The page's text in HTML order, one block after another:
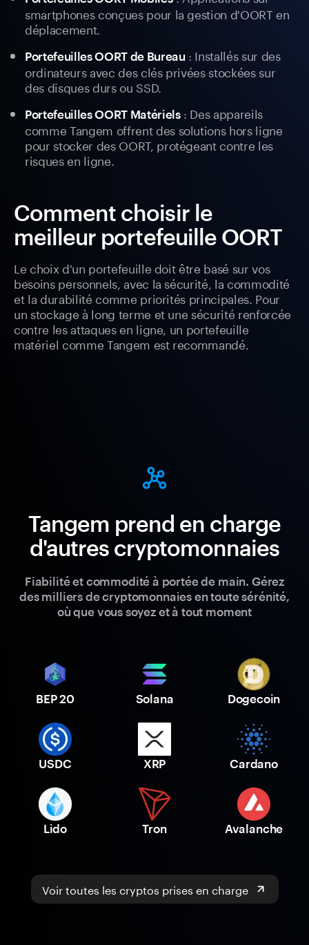
smartphones conçues pour la gestion d'OORT en
déplacement.
Portefeuilles OORT de Bureau : Installés sur des
ordinateurs avec des clés privées stockées sur
des disques durs ou SSD.
Portefeuilles OORT Matériels: Des appareils
comme Tangem offrent des solutions hors ligne
pour stocker des OORT, protégeant contre les
risques en ligne.
Comment choisir le
meilleur portefeuille OORT
Le choix d'un portefeuille doit être basé sur vos
besoins personnels, avec la sécurité, la commodité
et la durabilité comme priorités principales. Pour
un stockage à long terme et une sécurité renforcée
contre les attaques en ligne, un portefeuille
matériel comme Tangem est recommandé.
Tangem prend en charge
d'autres cryptomonnaies
Fiabilité et commodité à portée de main. Gérez
des milliers de cryptomonnaies en toute sérénité,
où que vous soyez et à tout moment
BEP 20 Solana Dogecoin
USDC XRP Cardano
Lido Tron Avalanche
Voir toutes les cryptos prises en charge